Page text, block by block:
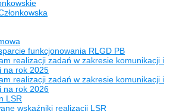
funkcjonowania RLGD PB
realizacji zadań w zakresie komunikacji i
na rok 2025
realizacji zadań w zakresie komunikacji i
na rok 2026
LSR
wskaźniki realizacji LSR